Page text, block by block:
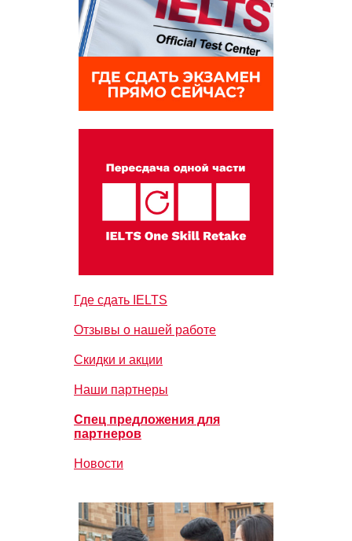
Где сдать IELTS
Отзывы о нашей работе
Скидки и акции
Наши партнеры
Спец предложения для
партнеров
Новости